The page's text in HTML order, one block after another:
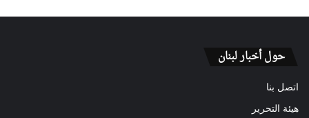
حول أخبار لبنان
اتصل بنا
هيئة التحرير